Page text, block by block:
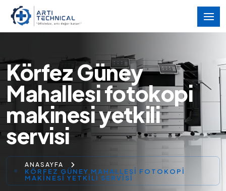
Körfez Güney
Mahallesi fotokopi
makinesi yetkili
servisi
ANASAYFA
KÖRFEZ GÜNEY MAHALLESI FOTOKOPI
MAKINESI YETKILI SERVISI